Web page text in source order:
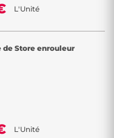
L'Unité
de Store enrouleur
L'Unité